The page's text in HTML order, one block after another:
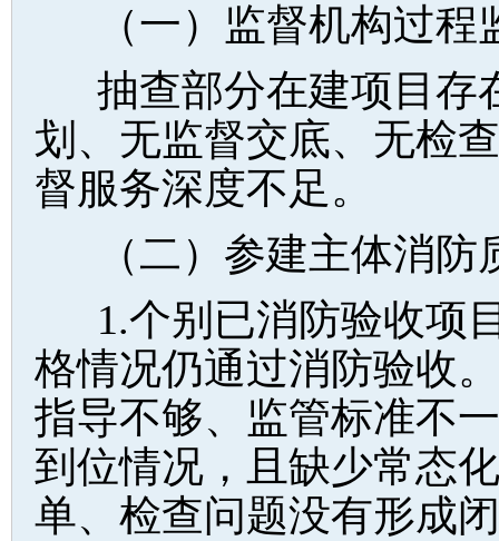
（一）监督机构过
抽查部分在建项目存
划、无监督交底、无检
督服务深度不足。
（二）参建主体消
1.个别已消防验收项
格情况仍通过消防验收
指导不够、监管标准不
到位情况，且缺少常态
单、检查问题没有形成